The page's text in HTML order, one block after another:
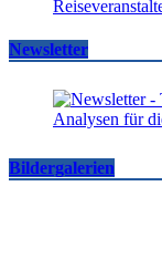
Newsletter
Bildergalerien